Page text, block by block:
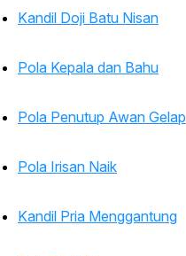
Kandil Doji Batu Nisan
Pola Kepala dan Bahu
Pola Penutup Awan Gelap
Pola Irisan Naik
Kandil Pria Menggantung